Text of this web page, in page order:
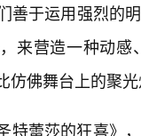
善于运用强烈的
来营造一种动
仿佛舞台上的聚
特蕾莎的狂喜》